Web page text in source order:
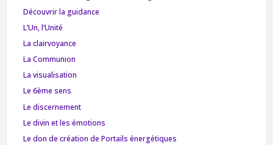
Découvrir la guidance
L’Un, l’Unité
La clairvoyance
La Communion
La visualisation
Le 6ème sens
Le discernement
Le divin et les émotions
Le don de création de Portails énergétiques